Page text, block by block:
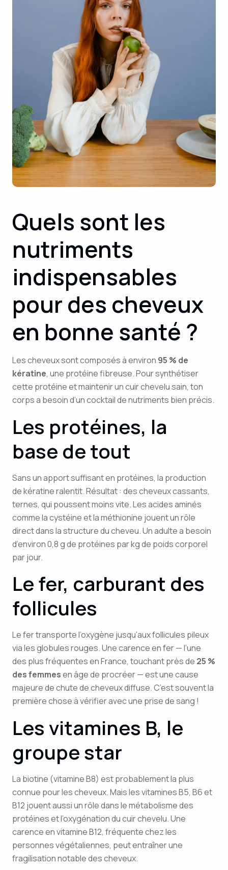
Quels sont les
nutriments
indispensables
pour des cheveux
en bonne santé ?
Les cheveux sont composés à environ 95 % de
kératine, une protéine fibreuse. Pour synthétiser
cette protéine et maintenir un cuir chevelu sain, ton
corps a besoin d’un cocktail de nutriments bien précis.
Les protéines, la
base de tout
Sans un apport suffisant en protéines, la production
de kératine ralentit. Résultat : des cheveux cassants,
ternes, qui poussent moins vite. Les acides aminés
comme la cystéine et la méthionine jouent un rôle
direct dans la structure du cheveu. Un adulte a besoin
d’environ 0,8 g de protéines par kg de poids corporel
par jour.
Le fer, carburant des
follicules
Le fer transporte l’oxygène jusqu’aux follicules pileux
via les globules rouges. Une carence en fer — l’une
des plus fréquentes en France, touchant près de 25 %
des femmesen âge de procréer — est une cause
majeure de chute de cheveux diffuse. C’est souvent la
première chose à vérifier avec une prise de sang !
Les vitamines B, le
groupe star
La biotine (vitamine B8) est probablement la plus
connue pour les cheveux. Mais les vitamines B5, B6 et
B12 jouent aussi un rôle dans le métabolisme des
protéines et l’oxygénation du cuir chevelu. Une
carence en vitamine B12, fréquente chez les
personnes végétaliennes, peut entraîner une
fragilisation notable des cheveux.